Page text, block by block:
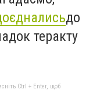
до
теракту
Ctrl + Enter, щоб